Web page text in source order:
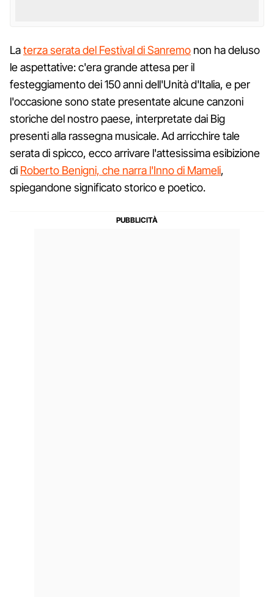
Laterza serata del Festival di Sanremo non ha deluso
le aspettative: c'era grande attesa per il
festeggiamento dei 150 anni dell'Unità d'Italia, e per
l'occasione sono state presentate alcune canzoni
storiche del nostro paese, interpretate dai Big
presenti alla rassegna musicale. Ad arricchire tale
serata di spicco, ecco arrivare l'attesissima esibizione
di Roberto Benigni, che narra l'Inno di Mameli,
spiegandone significato storico e poetico.